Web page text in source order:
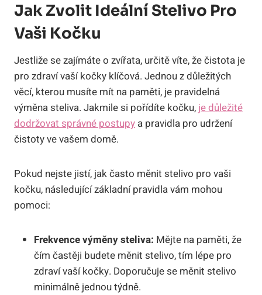
Jak Zvolit Ideální​ Stelivo Pro
Vaši Kočku
Jestliže se zajímáte o zvířata, určitě víte, že čistota je
pro zdraví vaší kočky klíčová. ‌Jednou​ z‌ důležitých
věcí,‌ kterou musíte mít na paměti, je pravidelná
⁣výměna‍ steliva. Jakmile si⁢ pořídíte kočku, je důležité
dodržovat správné postupy ⁢a pravidla pro udržení
⁤čistoty ve vašem domě.
Pokud nejste jistí, jak často měnit stelivo pro vaši
kočku, následující základní pravidla vám mohou
pomoci:
Frekvence výměny​ steliva: ​Mějte⁢ na ‌paměti, že
čím častěji ‌budete měnit stelivo, ‌tím lépe pro
⁤zdraví ​vaší kočky. Doporučuje se měnit ‍stelivo
minimálně jednou týdně.